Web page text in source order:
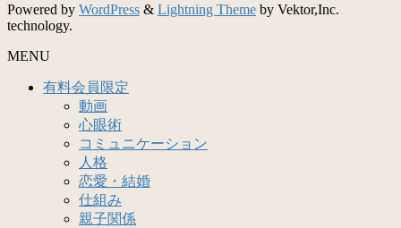
Powered by WordPress & Lightning Theme by Vektor,Inc.
technology.
MENU
有料会員限定
動画
心眼術
コミュニケーション
人格
恋愛・結婚
仕組み
親子関係